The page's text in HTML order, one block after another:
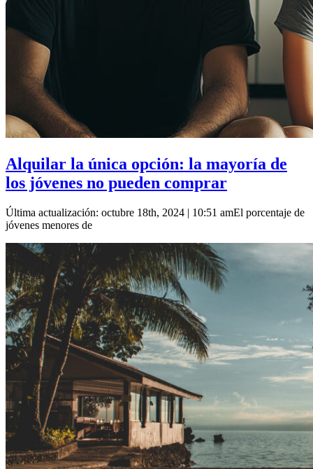
Alquilar la única opción: la mayoría de
los jóvenes no pueden comprar
Última actualización: octubre 18th, 2024 | 10:51 amEl porcentaje de
jóvenes menores de